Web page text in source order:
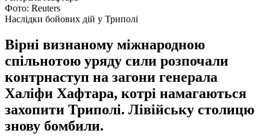
Фото: Reuters
Наслідки бойових дій у Триполі
Вірні визнаному міжнародною
спільнотою уряду сили розпочали
контрнаступ на загони генерала
Халіфи Хафтара, котрі намагаються
захопити Триполі. Лівійську столицю
знову бомбили.